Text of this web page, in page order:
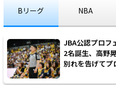
Bリーグ NBA
JBA公認プロフ
2名誕生、高野
別れを告げてプ